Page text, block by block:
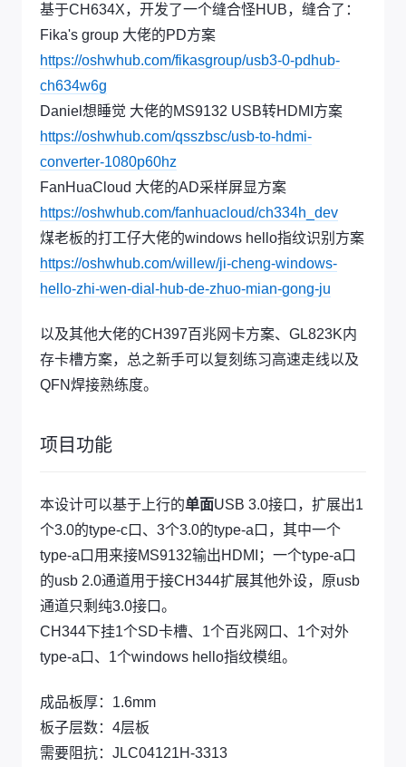
基于CH634X，开发了一个缝合怪HUB，缝合了：
Fika's group 大佬的PD方案
https://oshwhub.com/fikasgroup/usb3-0-pdhub-
ch634w6g
Daniel想睡觉 大佬的MS9132 USB转HDMI方案
https://oshwhub.com/qsszbsc/usb-to-hdmi-
converter-1080p60hz
FanHuaCloud 大佬的AD采样屏显方案
https://oshwhub.com/fanhuacloud/ch334h_dev
煤老板的打工仔大佬的windows hello指纹识别方案
https://oshwhub.com/willew/ji-cheng-windows-
hello-zhi-wen-dial-hub-de-zhuo-mian-gong-ju
以及其他大佬的CH397百兆网卡方案、GL823K内
存卡槽方案，总之新手可以复刻练习高速走线以及
QFN焊接熟练度。
项目功能
本设计可以基于上行的单面USB 3.0接口，扩展出1
个3.0的type-c口、3个3.0的type-a口，其中一个
type-a口用来接MS9132输出HDMI；一个type-a口
的usb 2.0通道用于接CH344扩展其他外设，原usb
通道只剩纯3.0接口。
CH344下挂1个SD卡槽、1个百兆网口、1个对外
type-a口、1个windows hello指纹模组。
成品板厚：1.6mm
板子层数：4层板
需要阻抗：JLC04121H-3313